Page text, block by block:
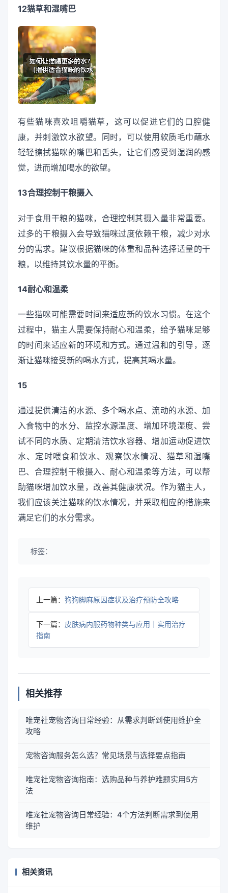
12猫草和湿嘴巴
有些猫咪喜欢咀嚼猫草，这可以促进它们的口腔健
康，并刺激饮水欲望。同时，可以使用软质毛巾蘸水
轻轻擦拭猫咪的嘴巴和舌头，让它们感受到湿润的感
觉，进而增加喝水的欲望。
13合理控制干粮摄入
对于食用干粮的猫咪，合理控制其摄入量非常重要。
过多的干粮摄入会导致猫咪过度依赖干粮，减少对水
分的需求。建议根据猫咪的体重和品种选择适量的干
粮，以维持其饮水量的平衡。
14耐心和温柔
一些猫咪可能需要时间来适应新的饮水习惯。在这个
过程中，猫主人需要保持耐心和温柔，给予猫咪足够
的时间来适应新的环境和方式。通过温和的引导，逐
渐让猫咪接受新的喝水方式，提高其喝水量。
15
通过提供清洁的水源、多个喝水点、流动的水源、加
入食物中的水分、监控水源温度、增加环境湿度、尝
试不同的水质、定期清洁饮水容器、增加运动促进饮
水、定时喂食和饮水、观察饮水情况、猫草和湿嘴
巴、合理控制干粮摄入、耐心和温柔等方法，可以帮
助猫咪增加饮水量，改善其健康状况。作为猫主人，
我们应该关注猫咪的饮水情况，并采取相应的措施来
满足它们的水分需求。
标签：
上一篇： 狗狗脚麻原因症状及治疗预防全攻略
下一篇： 皮肤病内服药物种类与应用｜实用治疗
指南
相关推荐
唯宠社宠物咨询日常经验：从需求判断到使用维护全
攻略
宠物咨询服务怎么选？常见场景与选择要点指南
唯宠社宠物咨询指南：选购品种与养护难题实用5方
法
唯宠社宠物咨询日常经验：4个方法判断需求到使用
维护
相关资讯